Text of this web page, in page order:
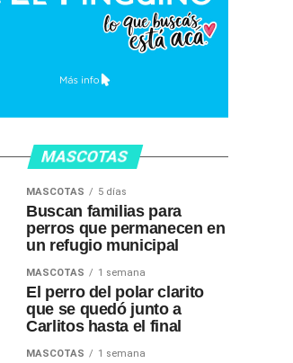
MASCOTAS
MASCOTAS 5 días
Buscan familias para
perros que permanecen en
un refugio municipal
MASCOTAS 1 semana
El perro del polar clarito
que se quedó junto a
Carlitos hasta el final
MASCOTAS 1 semana